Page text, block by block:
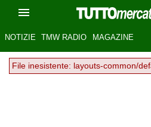
NOTIZIE TMW RADIO MAGAZINE
File inesistente: layouts-common/